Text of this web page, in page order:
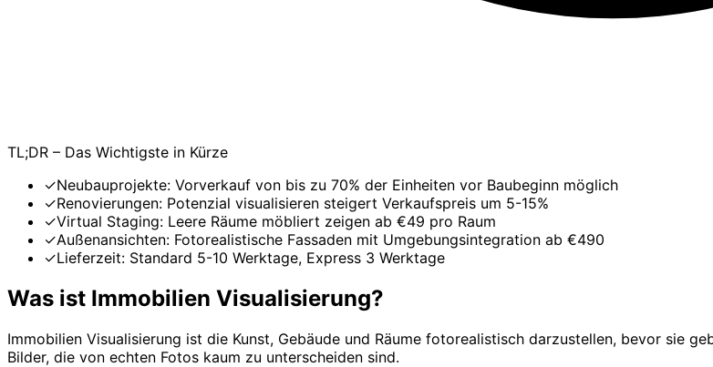
TL;DR – Das Wichtigste in Kürze
✓Neubauprojekte: Vorverkauf von bis zu 70% der Einheiten vor Baubeginn möglich
✓Renovierungen: Potenzial visualisieren steigert Verkaufspreis um 5-15%
✓Virtual Staging: Leere Räume möbliert zeigen ab €49 pro Raum
✓Außenansichten: Fotorealistische Fassaden mit Umgebungsintegration ab €490
✓Lieferzeit: Standard 5-10 Werktage, Express 3 Werktage
Was ist Immobilien Visualisierung?
Immobilien Visualisierung ist die Kunst, Gebäude und Räume fotorealistisch darzustellen, bevor sie
Bilder, die von echten Fotos kaum zu unterscheiden sind.